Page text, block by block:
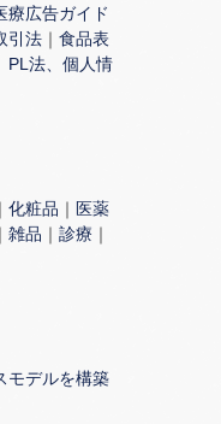
療広告ガイド
引法 ｜ 食品表
PL法、個人情
｜ 化粧品 ｜ 医薬
｜ 雑品 ｜ 診療 ｜
モデルを構築